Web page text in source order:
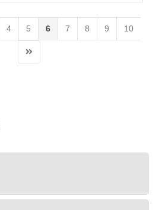
4 5 6 7 8 9 10